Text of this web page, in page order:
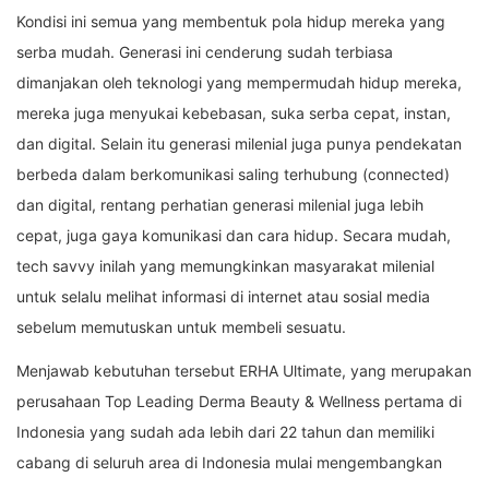
Kondisi ini semua yang membentuk pola hidup mereka yang
serba mudah. Generasi ini cenderung sudah terbiasa
dimanjakan oleh teknologi yang mempermudah hidup mereka,
mereka juga menyukai kebebasan, suka serba cepat, instan,
dan digital. Selain itu generasi milenial juga punya pendekatan
berbeda dalam berkomunikasi saling terhubung (connected)
dan digital, rentang perhatian generasi milenial juga lebih
cepat, juga gaya komunikasi dan cara hidup. Secara mudah,
tech savvy inilah yang memungkinkan masyarakat milenial
untuk selalu melihat informasi di internet atau sosial media
sebelum memutuskan untuk membeli sesuatu.
Menjawab kebutuhan tersebut ERHA Ultimate, yang merupakan
perusahaan Top Leading Derma Beauty & Wellness pertama di
Indonesia yang sudah ada lebih dari 22 tahun dan memiliki
cabang di seluruh area di Indonesia mulai mengembangkan